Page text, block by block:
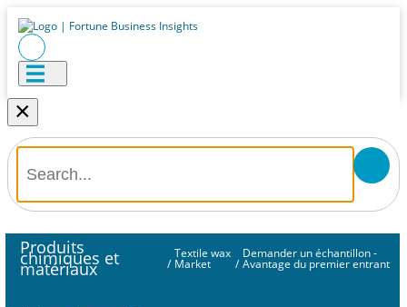
×
Produits
chimiques et
matériaux /
Textile wax
Market /
Demander un échantillon -
Avantage du premier entrant